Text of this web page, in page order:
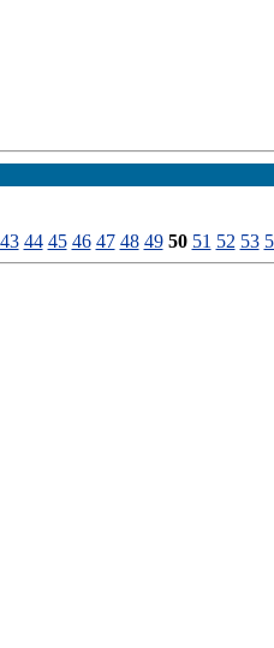
43 44 45 46 47 48 49 50 51 52 53